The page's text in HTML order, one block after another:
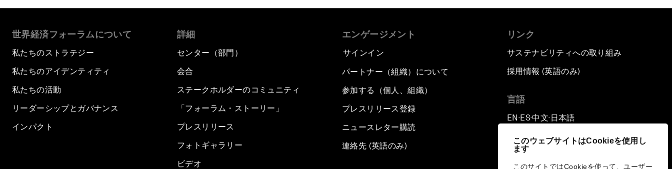
このウェブサイトはCookieを使用し
ます
このサイトではCookieを使って、ユーザー
世界経済フォーラムについて
私たちのストラテジー
私たちのアイデンティティ
私たちの活動
リーダーシップとガバナンス
インパクト
詳細
センター（部門）
会合
ステークホルダーのコミュニティ
「フォーラム・ストーリー」
プレスリリース
フォトギャラリー
ビデオ
エンゲージメント
サインイン
パートナー（組織）について
参加する（個人、組織）
プレスリリース登録
ニュースレター購読
連絡先 (英語のみ)
リンク
サステナビリティへの取り組み
採用情報 (英語のみ)
言語
EN ▪ ES▪中文▪ 日本語